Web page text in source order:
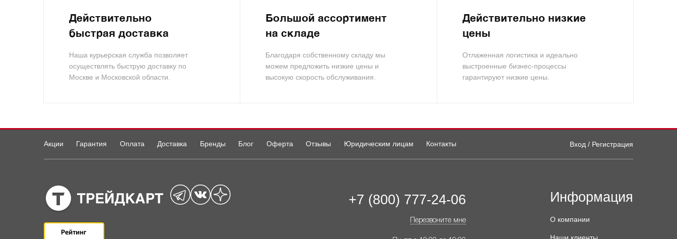
Действительно
быстрая доставка
Наша курьерская служба позволяет
осуществлять быструю доставку по
Москве и Московской области.
Большой ассортимент
на складе
Благодаря собственному складу мы
можем предложить низкие цены и
высокую скорость обслуживания.
Действительно низкие
цены
Отлаженная логистика и идеально
выстроенные бизнес-процессы
гарантируют низкие цены.
Акции Гарантия Оплата Доставка Бренды Блог Оферта Отзывы Юридическим лицам Контакты Вход / Регистрация
+7 (800) 777-24-06
Перезвоните мне
Информация
О компании